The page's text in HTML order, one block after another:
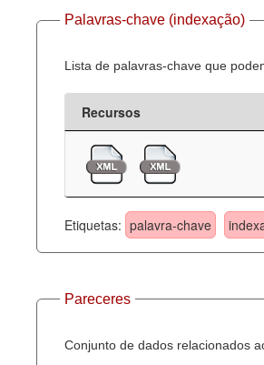
Palavras-chave (indexação)
Lista de palavras-chave que
Recursos
Etiquetas: palavra-chave
Pareceres
Conjunto de dados relacionados